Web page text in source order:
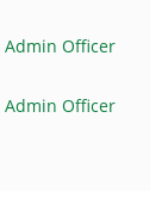
Admin Officer
Admin Officer